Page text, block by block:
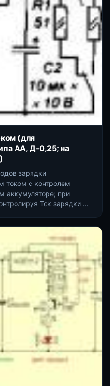
(для
AA, Д-0,25; на
зарядки
током с контролем
аккумуляторе; при
Ток зарядки ...